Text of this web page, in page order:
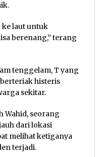
ke laut untuk
berenang,” terang
tenggelam, T yang
histeris
sekitar.
Wahid, seorang
dari lokasi
melihat ketiganya
terjadi.